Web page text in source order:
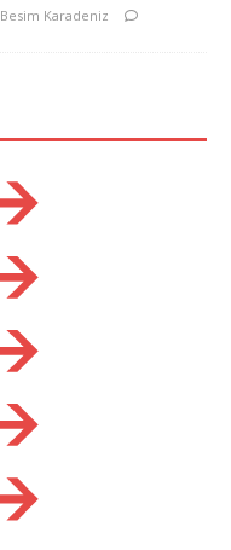
Besim Karadeniz